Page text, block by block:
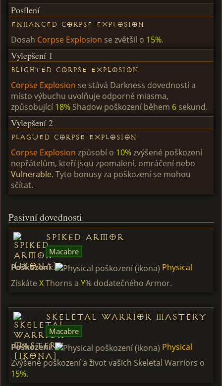
Posílení
Enhanced Corpse Explosion
Dosah Corpse Explosion se zvětšil o 15%.
Vylepšení 1
Blighted Corpse Explosion
Corpse Explosion se stává Darkness dovedností a
místo výbuchu uvolňuje odporné miasma,
způsobující18% Shadow poškození během 6 sekund.
Vylepšení 2
Plagued Corpse Explosion
Corpse Explosion způsobí o 10%zvýšené poškození
nepřátelům, kteří jsou zpomalení, omráčení nebo
Vulnerable. Tyto bonusy za poškození se mohou
sčítat.
Pasivní dovednosti
Spiked Armor
Macabre
Poškození:
Physical
Získáte XThorns a Y% dodatečného Armor.
Skeletal Warrior Mastery
Macabre
Poškození:
Physical
Zvýšené poškození a život vašich Skeletal Warriors o
15%.